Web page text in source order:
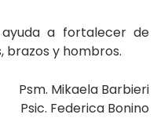
ayuda a fortalecer de
brazos y hombros.
Psm. Mikaela Barbieri
Psic. Federica Bonino